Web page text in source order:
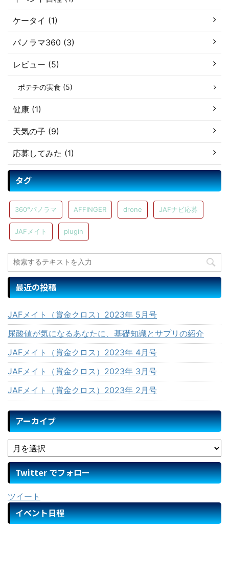
ケータイ (1)
パノラマ360 (3)
レビュー (5)
ポテチの実食 (5)
健康 (1)
天気の子 (9)
応募してみた (1)
タグ
360°パノラマ AFFINGER drone JAFナビ応募
JAFメイト plugin
最近の投稿
JAFメイト（賞金クロス）2023年 5月号
尿酸値が気になるあなたに、基礎知識とサプリの紹介
JAFメイト（賞金クロス）2023年 4月号
JAFメイト（賞金クロス）2023年 3月号
JAFメイト（賞金クロス）2023年 2月号
アーカイブ
Twitter でフォロー
ツイート
イベント日程